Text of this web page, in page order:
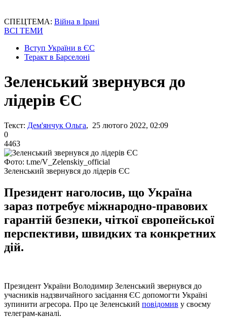
СПЕЦТЕМА: Війна в Ірані
ВСІ ТЕМИ
Вступ України в ЄС
Теракт в Барселоні
Зеленський звернувся до
лідерів ЄС
Текст: Дем'янчук Ольга, 25 лютого 2022, 02:09
0
4463
Фото: t.me/V_Zelenskiy_official
Зеленський звернувся до лідерів ЄС
Президент наголосив, що Україна
зараз потребує міжнародно-правових
гарантій безпеки, чіткої європейської
перспективи, швидких та конкретних
дій.
Президент України Володимир Зеленський звернувся до
учасників надзвичайного засідання ЄС допомогти Україні
зупинити агресора. Про це Зеленський повідомив у своєму
телеграм-каналі.